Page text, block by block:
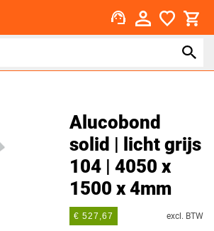
support_agent
Alucobond
solid | licht grijs
104 | 4050 x
1500 x 4mm
€ 527,67 excl. BTW